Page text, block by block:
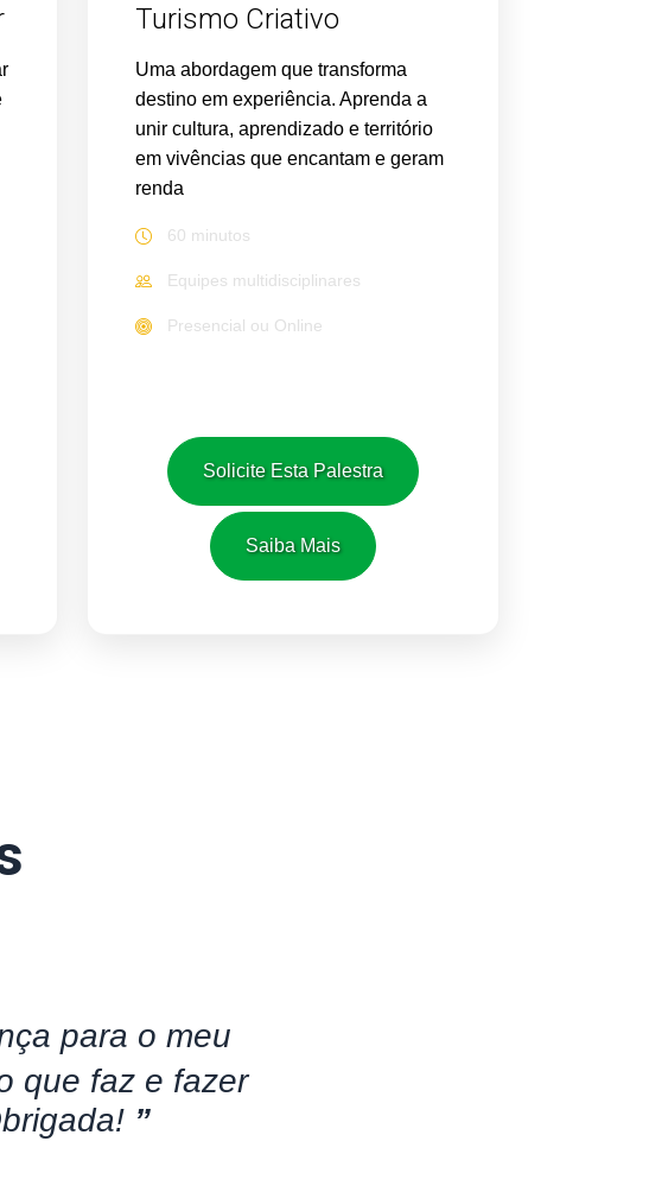
Turismo Criativo
Uma abordagem que transforma
destino em experiência. Aprenda a
unir cultura, aprendizado e território
em vivências que encantam e geram
renda
60 minutos
Equipes multidisciplinares
Presencial ou Online
Solicite Esta Palestra
Saiba Mais
para o meu
que faz e fazer
”